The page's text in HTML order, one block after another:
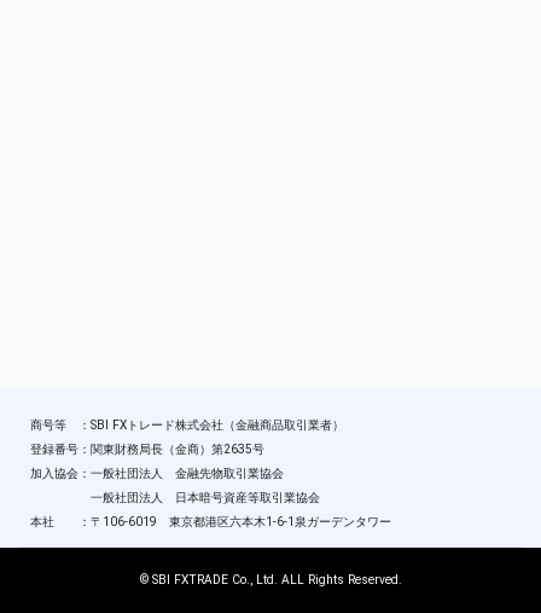
商号等 ：SBI FXトレード株式会社（金融商品取引業者）
登録番号：関東財務局長（金商）第2635号
加入協会：一般社団法人 金融先物取引業協会
一般社団法人 日本暗号資産等取引業協会
本社 ：〒106-6019 東京都港区六本木1-6-1泉ガーデンタワー
© SBI FXTRADE Co., Ltd. ALL Rights Reserved.